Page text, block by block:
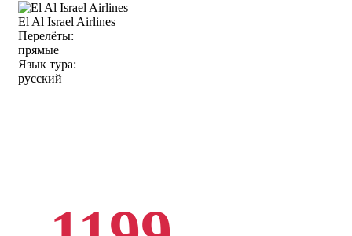
El Al Israel Airlines
Перелёты:
прямые
Язык тура:
русский